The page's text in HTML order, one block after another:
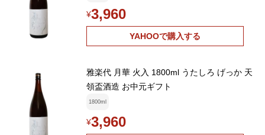
¥3,960
YAHOOで購入する
雅楽代 月華 火入 1800ml うたしろ げっか 天
領盃酒造 お中元ギフト
1800ml
¥3,960